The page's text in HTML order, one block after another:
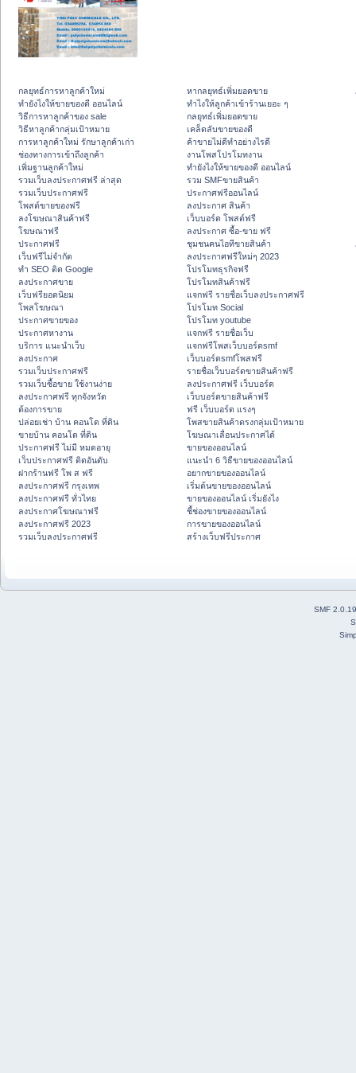
กลยุทธ์การหาลูกค้าใหม่
ทํายังไงให้ขายของดี ออนไลน์
วิธีการหาลูกค้าของ sale
วิธีหาลูกค้ากลุ่มเป้าหมาย
การหาลูกค้าใหม่ รักษาลูกค้าเก่า
ช่องทางการเข้าถึงลูกค้า
เพิ่มฐานลูกค้าใหม่
รวมเว็บลงประกาศฟรี ล่าสุด
รวมเว็บประกาศฟรี
โพสต์ขายของฟรี
ลงโฆษณาสินค้าฟรี
โฆษณาฟรี
ประกาศฟรี
เว็บฟรีไม่จำกัด
ทำ SEO ติด Google
ลงประกาศขาย
เว็บฟรียอดนิยม
โพสโฆษณา
ประกาศขายของ
ประกาศหางาน
บริการ แนะนำเว็บ
ลงประกาศ
รวมเว็บประกาศฟรี
รวมเว็บซื้อขาย ใช้งานง่าย
ลงประกาศฟรี ทุกจังหวัด
ต้องการขาย
ปล่อยเช่า บ้าน คอนโด ที่ดิน
ขายบ้าน คอนโด ที่ดิน
ประกาศฟรี ไม่มี หมดอายุ
เว็บประกาศฟรี ติดอันดับ
ฝากร้านฟรี โพ ส ฟรี
ลงประกาศฟรี กรุงเทพ
ลงประกาศฟรี ทั่วไทย
ลงประกาศโฆษณาฟรี
ลงประกาศฟรี 2023
รวมเว็บลงประกาศฟรี
หากลยุทธ์เพิ่มยอดขาย
ทําไงให้ลูกค้าเข้าร้านเยอะ ๆ
กลยุทธ์เพิ่มยอดขาย
เคล็ดลับขายของดี
ค้าขายไม่ดีทำอย่างไรดี
งานโพสโปรโมทงาน
ทํายังไงให้ขายของดี ออนไลน์
รวม SMFขายสินค้า
ประกาศฟรีออนไลน์
ลงประกาศ สินค้า
เว็บบอร์ด โพสต์ฟรี
ลงประกาศ ซื้อ-ขาย ฟรี
ชุมชนคนไอทีขายสินค้า
ลงประกาศฟรีใหม่ๆ 2023
โปรโมทธุรกิจฟรี
โปรโมทสินค้าฟรี
แจกฟรี รายชื่อเว็บลงประกาศฟรี
โปรโมท Social
โปรโมท youtube
แจกฟรี รายชื่อเว็บ
แจกฟรีโพสเว็บบอร์ดsmf
เว็บบอร์ดsmfโพสฟรี
รายชื่อเว็บบอร์ดขายสินค้าฟรี
ลงประกาศฟรี เว็บบอร์ด
เว็บบอร์ดขายสินค้าฟรี
ฟรี เว็บบอร์ด แรงๆ
โพสขายสินค้าตรงกลุ่มเป้าหมาย
โฆษณาเลื่อนประกาศได้
ขายของออนไลน์
แนะนำ 6 วิธีขายของออนไลน์
อยากขายของออนไลน์
เริ่มต้นขายของออนไลน์
ขายของออนไลน์ เริ่มยังไง
ชี้ช่องขายของออนไลน์
การขายของออนไลน์
สร้างเว็บฟรีประกาศ
SMF 2.0.19